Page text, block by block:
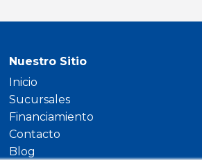
Nuestro Sitio
Inicio
Sucursales
Financiamiento
Contacto
Blog